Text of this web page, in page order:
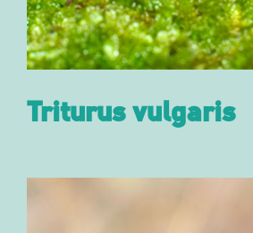
Triturus vulgaris